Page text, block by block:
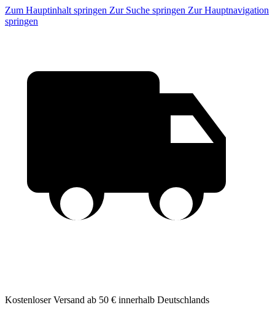
Zum Hauptinhalt springen Zur Suche springen Zur Hauptnavigation
springen
Kostenloser Versand ab 50 € innerhalb Deutschlands